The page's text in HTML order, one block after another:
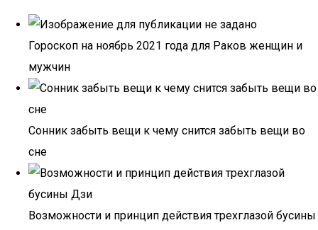
Гороскоп на ноябрь 2021 года для Раков женщин и
мужчин
Сонник забыть вещи к чему снится забыть вещи во
сне
Возможности и принцип действия трехглазой бусины